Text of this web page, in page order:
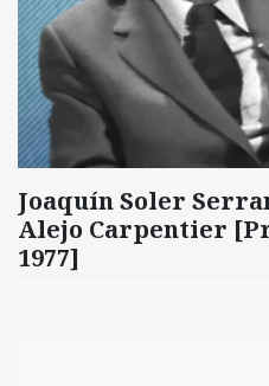
Joaquín Soler
Alejo Carpentier
1977]